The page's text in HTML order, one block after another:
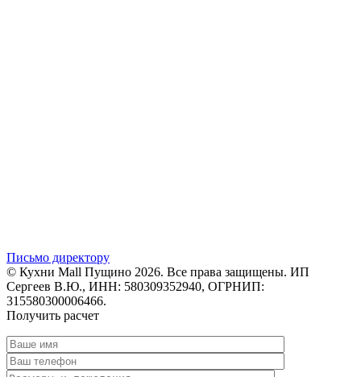
Письмо директору
© Кухни Mall Пущино 2026. Все права защищены. ИП
Сергеев В.Ю., ИНН: 580309352940, ОГРНИП:
315580300006466.
Получить расчет